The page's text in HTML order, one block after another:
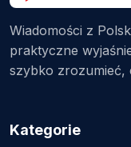
Wiadomości z
praktyczne
szybko zrozumieć,
Kategorie